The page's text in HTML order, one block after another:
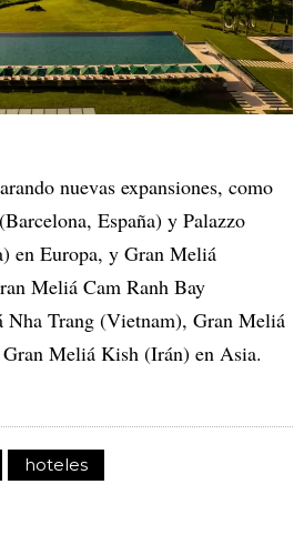
nuevas expansiones, como
España) y Palazzo
en Europa, y Gran Meliá
Meliá Cam Ranh Bay
Trang (Vietnam), Gran Meliá
Meliá Kish (Irán) en Asia.
hoteles